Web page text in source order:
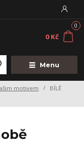
Menu
0
0 Kč
motivem
BÍLÉ